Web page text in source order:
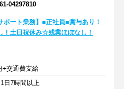
04297810
ポート業務】■正社員■賞与あり！
！土日祝休み☆残業ほぼなし！
+交通費支給
日7時間以上